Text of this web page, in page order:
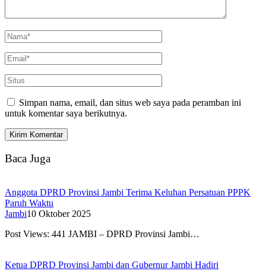
Simpan nama, email, dan situs web saya pada peramban ini
untuk komentar saya berikutnya.
Baca Juga
Anggota DPRD Provinsi Jambi Terima Keluhan Persatuan PPPK
Paruh Waktu
Jambi10 Oktober 2025
Post Views: 441 JAMBI – DPRD Provinsi Jambi…
Ketua DPRD Provinsi Jambi dan Gubernur Jambi Hadiri